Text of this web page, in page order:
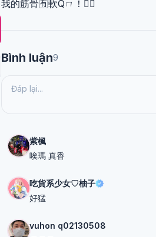
我的筋骨🈶️軟Qㄇ！❤️‍🔥
Bình luận9
紫楓
唉瑪 真香
吃貨系少女♡柚子
好猛
vuhon q02130508